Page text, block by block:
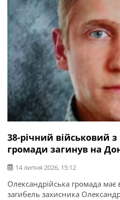
38-річний військовий
громади загинув на
14 липня 2026, 15:12
Олександрійська громада має
загибель захисника